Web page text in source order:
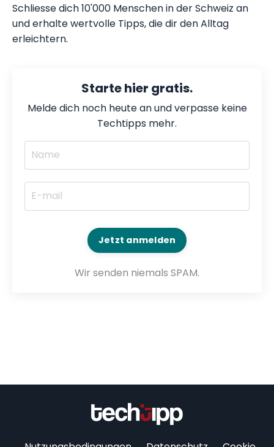
Schliesse dich 10'000 Menschen in der Schweiz an
und erhalte wertvolle Tipps, die dir den Alltag
erleichtern.
Starte hier gratis.
Melde dich noch heute an und verpasse keine
Techtipps mehr.
Jetzt anmelden
Wir senden niemals SPAM.